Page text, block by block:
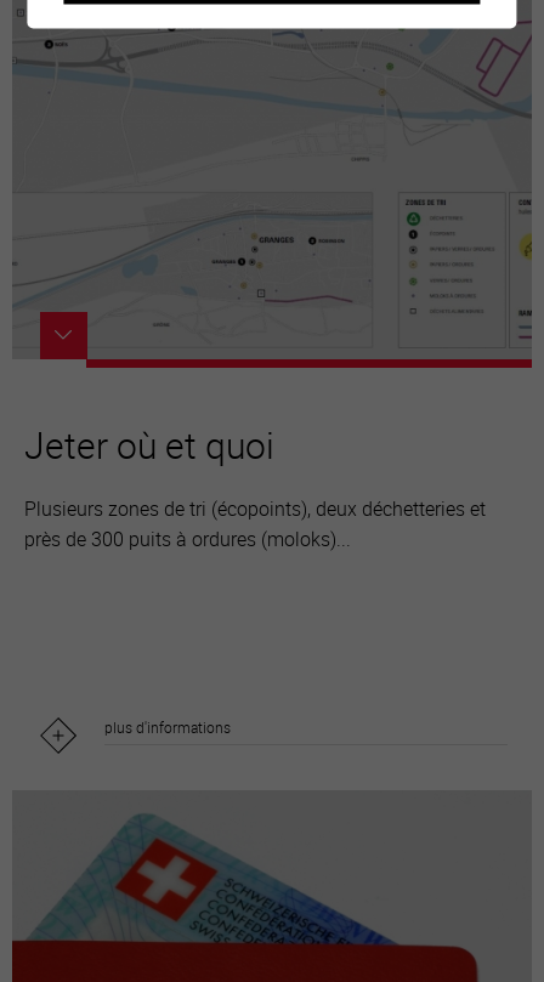
Jeter où et quoi
Plusieurs zones de tri (écopoints), deux déchetteries et
près de 300 puits à ordures (moloks)...
plus d'informations